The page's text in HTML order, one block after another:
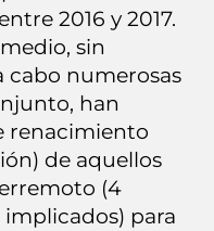
2016 y 2017.
sin
cabo numerosas
han
renacimiento
de aquellos
(4
para